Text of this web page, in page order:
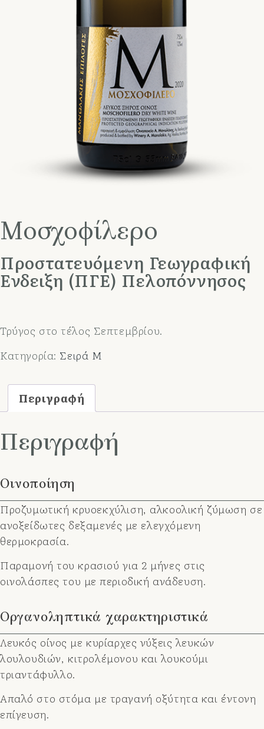
Μοσχοφίλερο
Προστατευόμενη Γεωγραφική
Ένδειξη (ΠΓΕ) Πελοπόννησος
Τρύγος στο τέλος Σεπτεμβρίου.
Κατηγορία: Σειρά M
Περιγραφή
Περιγραφή
Οινοποίηση
Προζυμωτική κρυοεκχύλιση, αλκοολική ζύμωση σε
ανοξείδωτες δεξαμενές με ελεγχόμενη
θερμοκρασία.
Παραμονή του κρασιού για 2 μήνες στις
οινολάσπες του με περιοδική ανάδευση.
Οργανοληπτικά χαρακτηριστικά
Λευκός οίνος με κυρίαρχες νύξεις λευκών
λουλουδιών, κιτρολέμονου και λουκούμι
τριαντάφυλλο.
Απαλό στο στόμα με τραγανή οξύτητα και έντονη
επίγευση.